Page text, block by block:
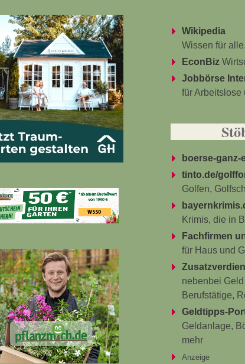
Wikipedia
Wissen für
EconBiz
Jobbörse
für Arbeitslose
boerse-ganz-
tinto.de/
Golfen,
Krimis, die in
Fachfirmen
für Haus und
nebenbei
Berufstätige,
Geldtipps-
Geldanlage,
mehr
Anzeige